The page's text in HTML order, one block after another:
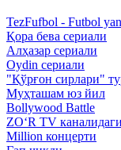
TezFufbol - Futbol
Қора бева сериали
Алҳазар сериали
Oydin сериали
"Қўрғон сирлари"
Муҳташам юз йил
Bollywood Battle
ZO‘R TV
Million концерти